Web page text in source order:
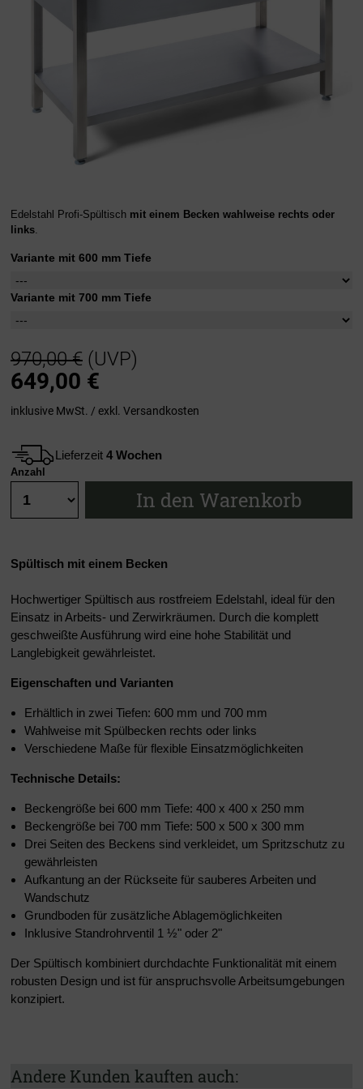
Edelstahl Profi-Spültisch mit einem Becken wahlweise rechts oder
links
Variante mit 600 mm Tiefe
Variante mit 700 mm Tiefe
970,00 € (UVP)
649,00 €
inklusive MwSt. / exkl. Versandkosten
Lieferzeit 4 Wochen
Anzahl
In den Warenkorb
Spültisch mit einem Becken
Hochwertiger Spültisch aus rostfreiem Edelstahl, ideal für den
Einsatz in Arbeits- und Zerwirkräumen. Durch die komplett
geschweißte Ausführung wird eine hohe Stabilität und
Langlebigkeit gewährleistet.
Eigenschaften und Varianten
Erhältlich in zwei Tiefen: 600 mm und 700 mm
Wahlweise mit Spülbecken rechts oder links
Verschiedene Maße für flexible Einsatzmöglichkeiten
Technische Details:
Beckengröße bei 600 mm Tiefe: 400 x 400 x 250 mm
Beckengröße bei 700 mm Tiefe: 500 x 500 x 300 mm
Drei Seiten des Beckens sind verkleidet, um Spritzschutz zu
gewährleisten
Aufkantung an der Rückseite für sauberes Arbeiten und
Wandschutz
Grundboden für zusätzliche Ablagemöglichkeiten
Inklusive Standrohrventil 1 ½" oder 2"
Der Spültisch kombiniert durchdachte Funktionalität mit einem
robusten Design und ist für anspruchsvolle Arbeitsumgebungen
konzipiert.
Andere Kunden kauften auch: